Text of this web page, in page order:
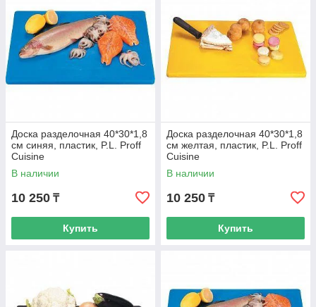
Доска разделочная 40*30*1,8
см синяя, пластик, P.L. Proff
Cuisine
В наличии
10 250 ₸
Купить
Доска разделочная 40*30*1,8
см желтая, пластик, P.L. Proff
Cuisine
В наличии
10 250 ₸
Купить